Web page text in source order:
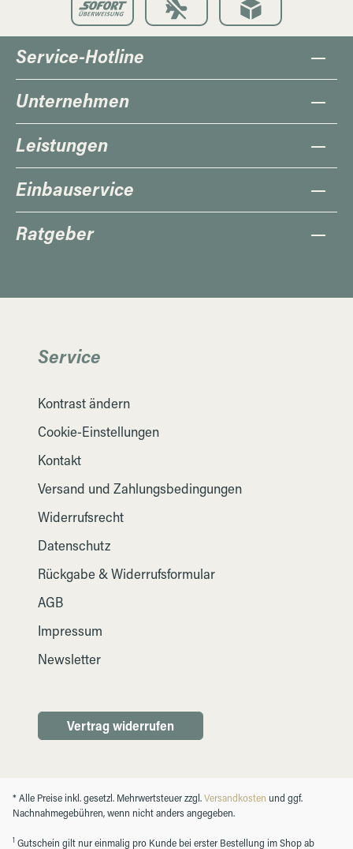
Service-Hotline
Unternehmen
Leistungen
Einbauservice
Ratgeber
Service
Kontrast ändern
Cookie-Einstellungen
Kontakt
Versand und Zahlungsbedingungen
Widerrufsrecht
Datenschutz
Rückgabe & Widerrufsformular
AGB
Impressum
Newsletter
Vertrag widerrufen
* Alle Preise inkl. gesetzl. Mehrwertsteuer zzgl.Versandkosten und ggf.
Nachnahmegebühren, wenn nicht anders angegeben.
1 Gutschein gilt nur einmalig pro Kunde bei erster Bestellung im Shop ab